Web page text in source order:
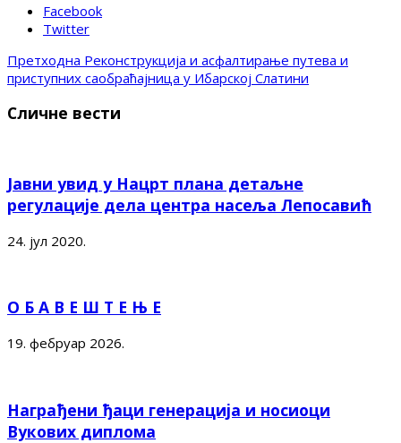
Facebook
Twitter
Претходна Реконструкција и асфалтирање путева и
приступних саобраћајница у Ибарској Слатини
Сличне вести
Јавни увид у Нацрт плана детаљне
регулације дела центра насеља Лепосавић
24. јул 2020.
О Б А В Е Ш Т Е Њ Е
19. фебруар 2026.
Награђени ђаци генерација и носиоци
Вукових диплома